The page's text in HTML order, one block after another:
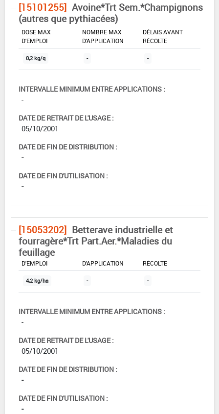
[15101255] Avoine*Trt Sem.*Champignons
(autres que pythiacées)
DOSE MAX
D'EMPLOI
NOMBRE MAX
D'APPLICATION
DÉLAIS AVANT
RÉCOLTE
0,2 kg/q - -
INTERVALLE MINIMUM ENTRE APPLICATIONS :
-
DATE DE RETRAIT DE L'USAGE :
05/10/2001
DATE DE FIN DE DISTRIBUTION :
-
DATE DE FIN D'UTILISATION :
-
[15053202] Betterave industrielle et
fourragère*Trt Part.Aer.*Maladies du
feuillage
DOSE MAX
D'EMPLOI
D'APPLICATION
RÉCOLTE
4,2 kg/ha - -
INTERVALLE MINIMUM ENTRE APPLICATIONS :
-
DATE DE RETRAIT DE L'USAGE :
05/10/2001
DATE DE FIN DE DISTRIBUTION :
-
DATE DE FIN D'UTILISATION :
-